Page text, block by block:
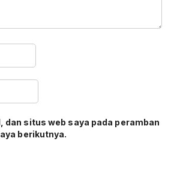
dan situs web saya pada peramban
berikutnya.